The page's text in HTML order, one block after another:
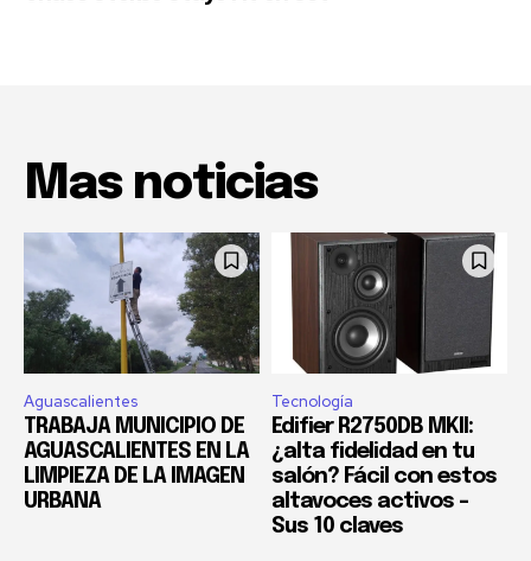
Mas noticias
Aguascalientes
TRABAJA MUNICIPIO DE
AGUASCALIENTES EN LA
LIMPIEZA DE LA IMAGEN
URBANA
Tecnología
Edifier R2750DB MKII:
¿alta fidelidad en tu
salón? Fácil con estos
altavoces activos –
Sus 10 claves